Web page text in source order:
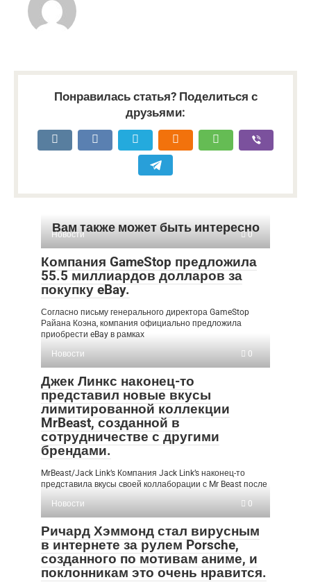
Понравилась статья? Поделиться с
друзьями:
Вам также может быть интересно
Новости 0
Компания GameStop предложила
55.5 миллиардов долларов за
покупку eBay.
Согласно письму генерального директора GameStop
Райана Коэна, компания официально предложила
приобрести eBay в рамках
Новости
0
Джек Линкс наконец-то
представил новые вкусы
лимитированной коллекции
MrBeast, созданной в
сотрудничестве с другими
брендами.
MrBeast/Jack Link’s Компания Jack Link’s наконец-то
представила вкусы своей коллаборации с Mr Beast после
Новости
0
Ричард Хэммонд стал вирусным
в интернете за рулем Porsche,
созданного по мотивам аниме, и
поклонникам это очень нравится.